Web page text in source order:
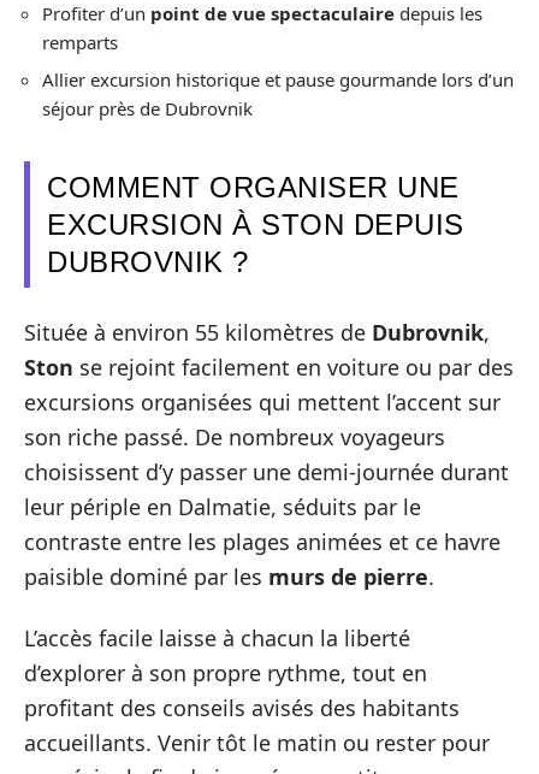
Profiter d’un point de vue spectaculaire depuis les
remparts
Allier excursion historique et pause gourmande lors d’un
séjour près de Dubrovnik
COMMENT ORGANISER UNE
EXCURSION À STON DEPUIS
DUBROVNIK ?
Située à environ 55 kilomètres de Dubrovnik,
Ston se rejoint facilement en voiture ou par des
excursions organisées qui mettent l’accent sur
son riche passé. De nombreux voyageurs
choisissent d’y passer une demi-journée durant
leur périple en Dalmatie, séduits par le
contraste entre les plages animées et ce havre
paisible dominé par les murs de pierre.
L’accès facile laisse à chacun la liberté
d’explorer à son propre rythme, tout en
profitant des conseils avisés des habitants
accueillants. Venir tôt le matin ou rester pour